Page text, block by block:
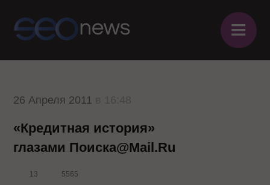
≡
26 Апреля 2011
«Кредитная история»
глазами Поиска@Mail.Ru
13 5565